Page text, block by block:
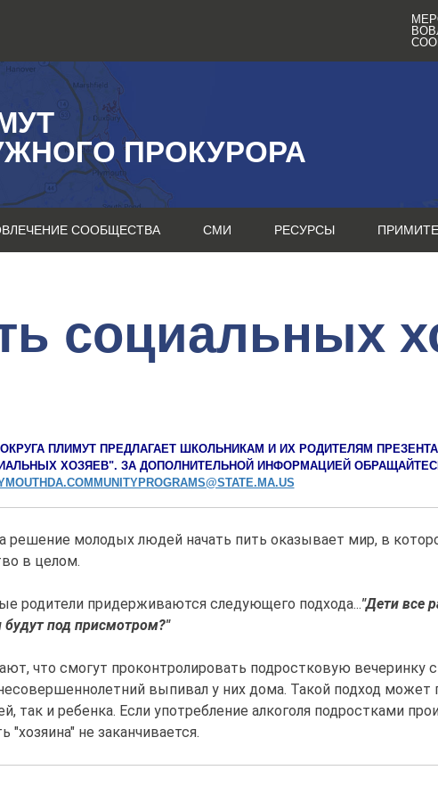
ПРОКУРОРА
СООБЩЕСТВА СМИ РЕСУРСЫ
социальных
ПЛИМУТ ПРЕДЛАГАЕТ ШКОЛЬНИКАМ И ИХ РОДИТЕЛЯМ
ХОЗЯЕВ". ЗА ДОПОЛНИТЕЛЬНОЙ ИНФОРМАЦИЕЙ
решение молодых людей начать пить оказывает мир, в
в целом.
родители придерживаются следующего подхода..."Дети все
под присмотром?"
что смогут проконтролировать подростковую вечеринку
выпивал у них дома. Такой подход может
так и ребенка. Если употребление алкоголя подростками
не заканчивается.